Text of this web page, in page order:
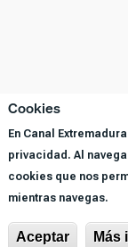
Cookies
En Canal
privacidad. Al
cookies que nos
mientras navegas.
Aceptar Más